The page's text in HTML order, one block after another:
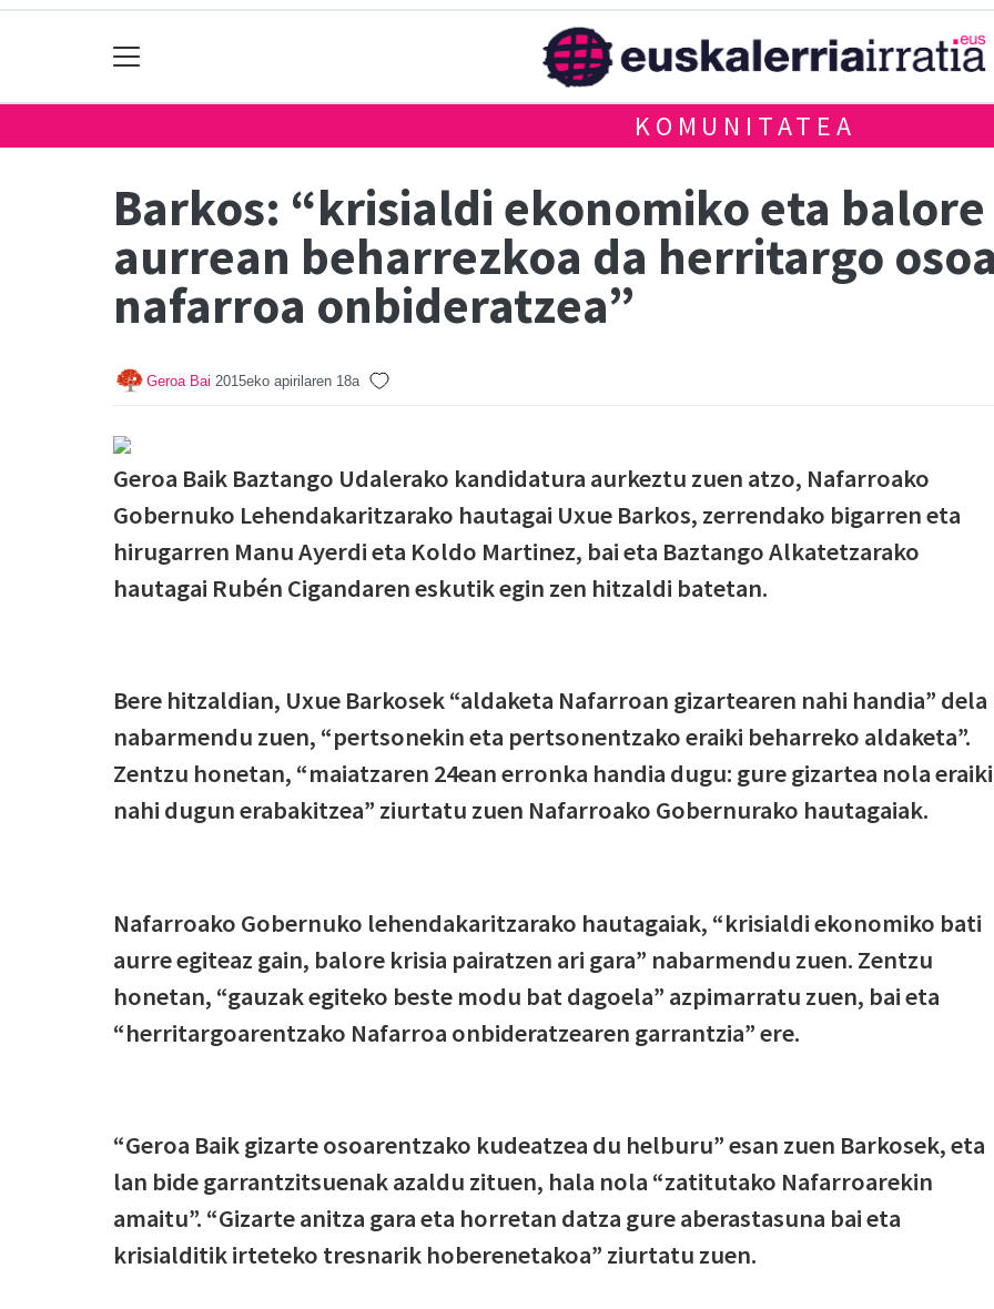
KOMUNITATEA
Barkos: “krisialdi ekonomiko eta
aurrean beharrezkoa da herritargo
nafarroa onbideratzea”
Geroa Bai 2015eko apirilaren 18a
Geroa Baik Baztango Udalerako kandidatura aurkeztu zuen atzo, Nafarroako
Gobernuko Lehendakaritzarako hautagai Uxue Barkos, zerrendako bigarren eta
hirugarren Manu Ayerdi eta Koldo Martinez, bai eta Baztango Alkatetzarako
hautagai Rubén Cigandaren eskutik egin zen hitzaldi batetan.
Bere hitzaldian, Uxue Barkosek “aldaketa Nafarroan gizartearen nahi handia” dela
nabarmendu zuen, “pertsonekin eta pertsonentzako eraiki beharreko aldaketa”.
Zentzu honetan, “maiatzaren 24ean erronka handia dugu: gure gizartea nola eraiki
nahi dugun erabakitzea” ziurtatu zuen Nafarroako Gobernurako hautagaiak.
Nafarroako Gobernuko lehendakaritzarako hautagaiak, “krisialdi ekonomiko bati
aurre egiteaz gain, balore krisia pairatzen ari gara” nabarmendu zuen. Zentzu
honetan, “gauzak egiteko beste modu bat dagoela” azpimarratu zuen, bai eta
“herritargoarentzako Nafarroa onbideratzearen garrantzia” ere.
“Geroa Baik gizarte osoarentzako kudeatzea du helburu” esan zuen Barkosek, eta
lan bide garrantzitsuenak azaldu zituen, hala nola “zatitutako Nafarroarekin
amaitu”. “Gizarte anitza gara eta horretan datza gure aberastasuna bai eta
krisialditik irteteko tresnarik hoberenetakoa” ziurtatu zuen.